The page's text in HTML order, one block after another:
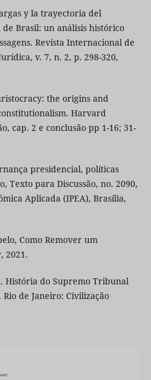
y la trayectoria del
Brasil: un análisis histórico
Revista Internacional de
v. 7, n. 2, p. 298-320,
the origins and
Harvard
cap. 2 e conclusão pp 1-16; 31-
presidencial, políticas
Texto para Discussão, no. 2090,
Aplicada (IPEA), Brasília,
Como Remover um
2021.
História do Supremo Tribunal
de Janeiro: Civilização